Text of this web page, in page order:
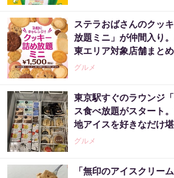
ステラおばさんのクッ
放題ミニ」が仲間入り
東エリア対象店舗まとめ
グルメ
東京駅すぐのラウンジ
ス食べ放題がスタート
地アイスを好きなだけ堪
グルメ
「無印のアイスクリー